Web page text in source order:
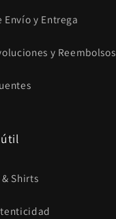
y Entrega
y Reembolsos
Shirts